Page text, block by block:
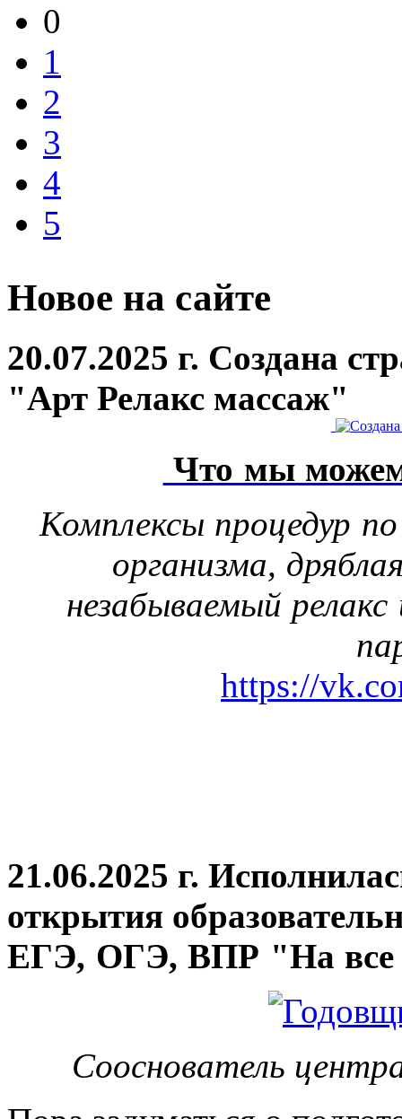
0
1
2
3
4
5
Новое на сайте
20.07.2025 г. Создана
"Арт Релакс массаж"
Что мы
Комплексы процедур
организма,
незабываемый
https://
21.06.2025 г.
открытия
ЕГЭ, ОГЭ, ВПР "На все
Сооснователь